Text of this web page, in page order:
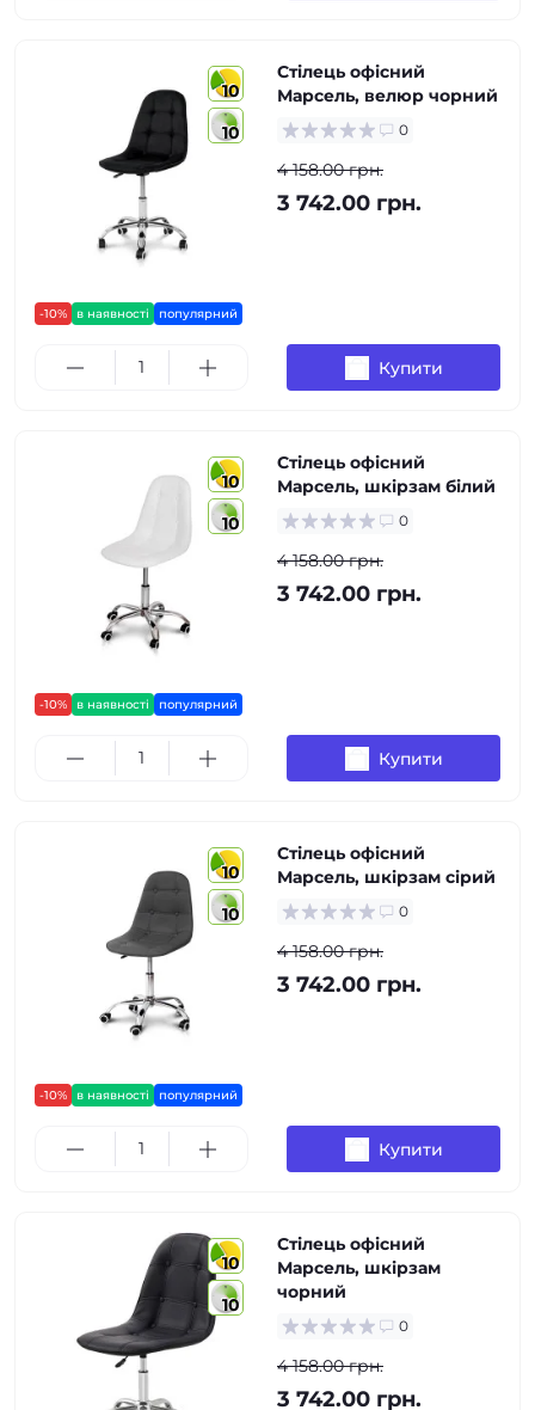
10
10
-10% в наявності популярний
Стілець офісний
Марсель, велюр чорний
0
4 158.00 грн.
3 742.00 грн.
Купити
10
10
-10% в наявності популярний
Стілець офісний
Марсель, шкірзам білий
0
4 158.00 грн.
3 742.00 грн.
Купити
10
10
-10% в наявності популярний
Стілець офісний
Марсель, шкірзам сірий
0
4 158.00 грн.
3 742.00 грн.
Купити
10
10
Стілець офісний
Марсель, шкірзам
чорний
0
4 158.00 грн.
3 742.00 грн.